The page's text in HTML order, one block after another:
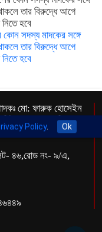
কোন সদস্য মাদকের সঙ্গে
তার বিরুদ্ধে আগে
হবে
মো: ফারুক হোসেইন
ড. আব্দুর রহিম খান
মো: মতিউর রহমান
৪৬,রোড নং- ৯/এ,
Policy. Ok